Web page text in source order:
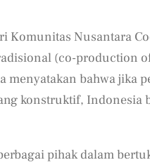
Komunitas Nusantara
(co-production
menyatakan bahwa jika
konstruktif, Indonesia
pihak dalam